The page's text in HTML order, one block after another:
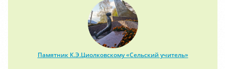
Памятник К.Э.Циолковскому «Сельский учитель»